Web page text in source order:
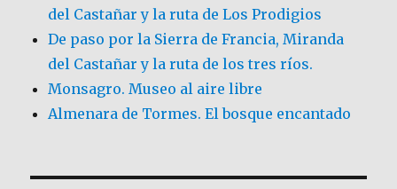
del Castañar y la ruta de Los Prodigios
De paso por la Sierra de Francia, Miranda
del Castañar y la ruta de los tres ríos.
Monsagro. Museo al aire libre
Almenara de Tormes. El bosque encantado